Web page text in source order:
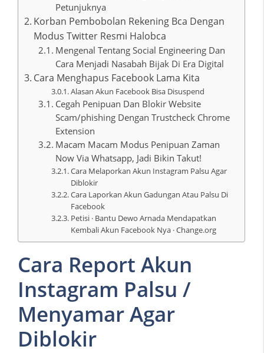
Petunjuknya
Korban Pembobolan Rekening Bca Dengan
Modus Twitter Resmi Halobca
Mengenal Tentang Social Engineering Dan
Cara Menjadi Nasabah Bijak Di Era Digital
Cara Menghapus Facebook Lama Kita
Alasan Akun Facebook Bisa Disuspend
Cegah Penipuan Dan Blokir Website
Scam/phishing Dengan Trustcheck Chrome
Extension
Macam Macam Modus Penipuan Zaman
Now Via Whatsapp, Jadi Bikin Takut!
Cara Melaporkan Akun Instagram Palsu Agar
Diblokir
Cara Laporkan Akun Gadungan Atau Palsu Di
Facebook
Petisi · Bantu Dewo Arnada Mendapatkan
Kembali Akun Facebook Nya · Change.org
Cara Report Akun
Instagram Palsu /
Menyamar Agar
Diblokir